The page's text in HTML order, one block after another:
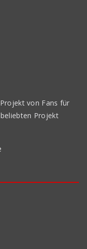
von Fans für
Projekt